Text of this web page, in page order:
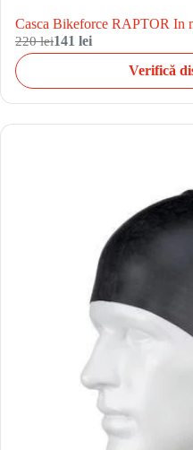
Casca Bikeforce RAPTOR In
220 lei141 lei
Verifică